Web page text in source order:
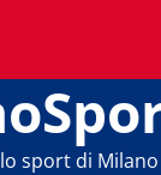
sport di